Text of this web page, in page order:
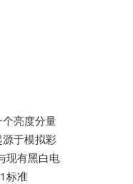
亮度分量
源于模拟彩
现有黑白电
标准